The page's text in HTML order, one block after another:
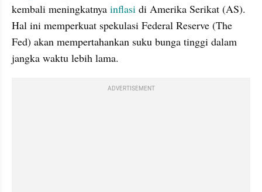
kembali meningkatnya inflasi di Amerika Serikat (AS).
Hal ini memperkuat spekulasi Federal Reserve (The
Fed) akan mempertahankan suku bunga tinggi dalam
jangka waktu lebih lama.
ADVERTISEMENT